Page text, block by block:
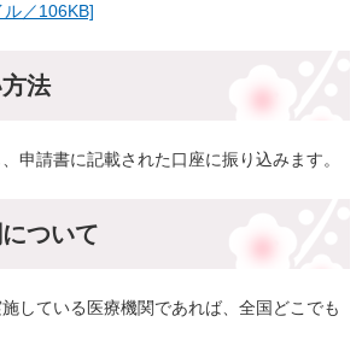
／106KB]
法
申請書に記載された口座に振り込みます。
ついて
している医療機関であれば、全国どこでも